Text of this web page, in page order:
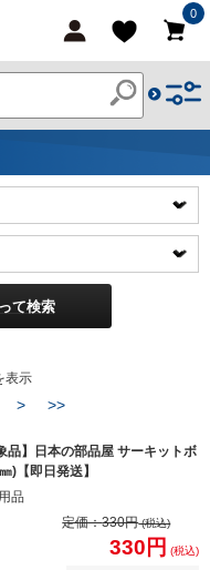
0
て検索
表示
> >>
品】日本の部品屋 サーキットボ
)【即日発送】
品
定価：330円(税込)
330円 (税込)